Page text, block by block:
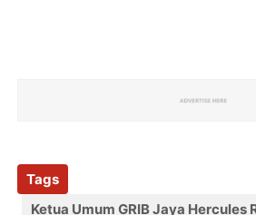
Tags
Ketua Umum GRIB Jaya Hercules